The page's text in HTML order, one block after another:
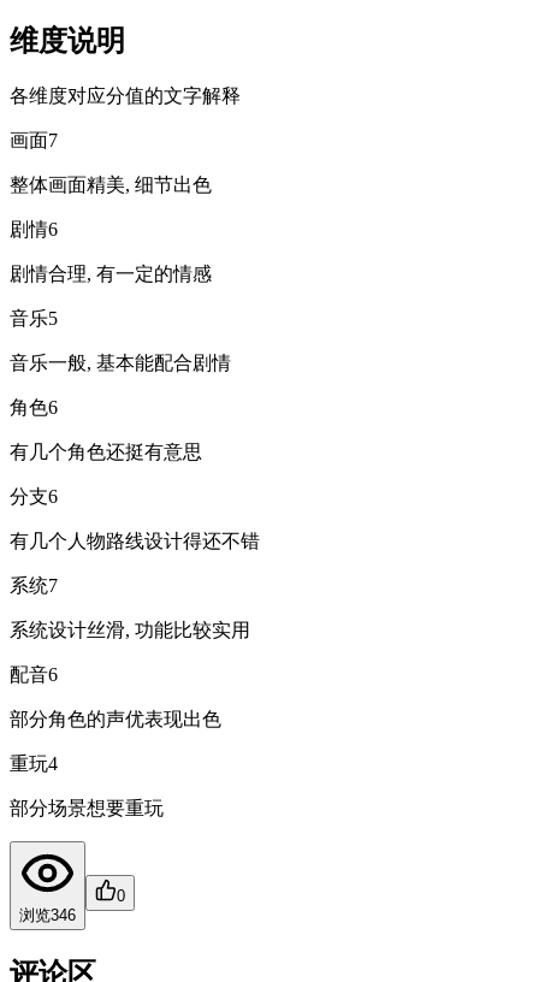
维度说明
各维度对应分值的文字解释
画面7
整体画面精美, 细节出色
剧情6
剧情合理, 有一定的情感
音乐5
音乐一般, 基本能配合剧情
角色6
有几个角色还挺有意思
分支6
有几个人物路线设计得还不错
系统7
系统设计丝滑, 功能比较实用
配音6
部分角色的声优表现出色
重玩4
部分场景想要重玩
浏览346
0
评论区